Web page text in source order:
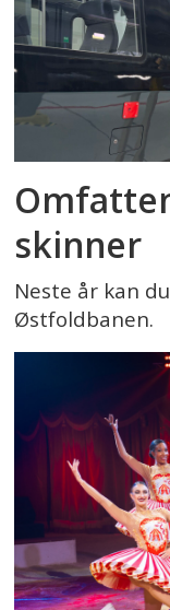
skinner
Neste år kan
Østfoldbanen.